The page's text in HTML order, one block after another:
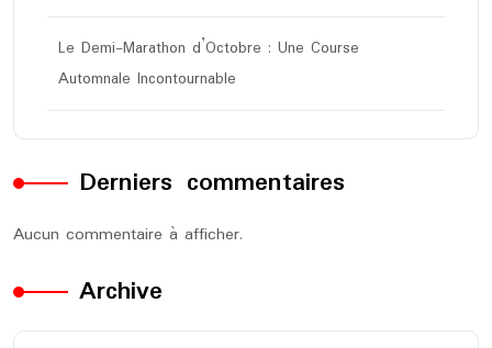
Le Demi-Marathon d’Octobre : Une Course
Automnale Incontournable
Derniers commentaires
Aucun commentaire à afficher.
Archive